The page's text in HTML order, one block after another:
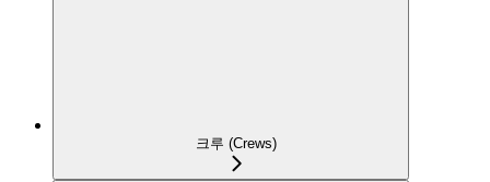
크루 (Crews)